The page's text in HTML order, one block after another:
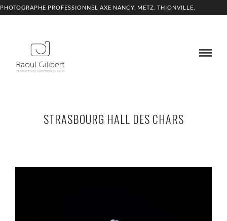
PHOTOGRAPHE PROFESSIONNEL AXE NANCY, METZ, THIONVILLE,
STRASBOURG HALL DES CHARS